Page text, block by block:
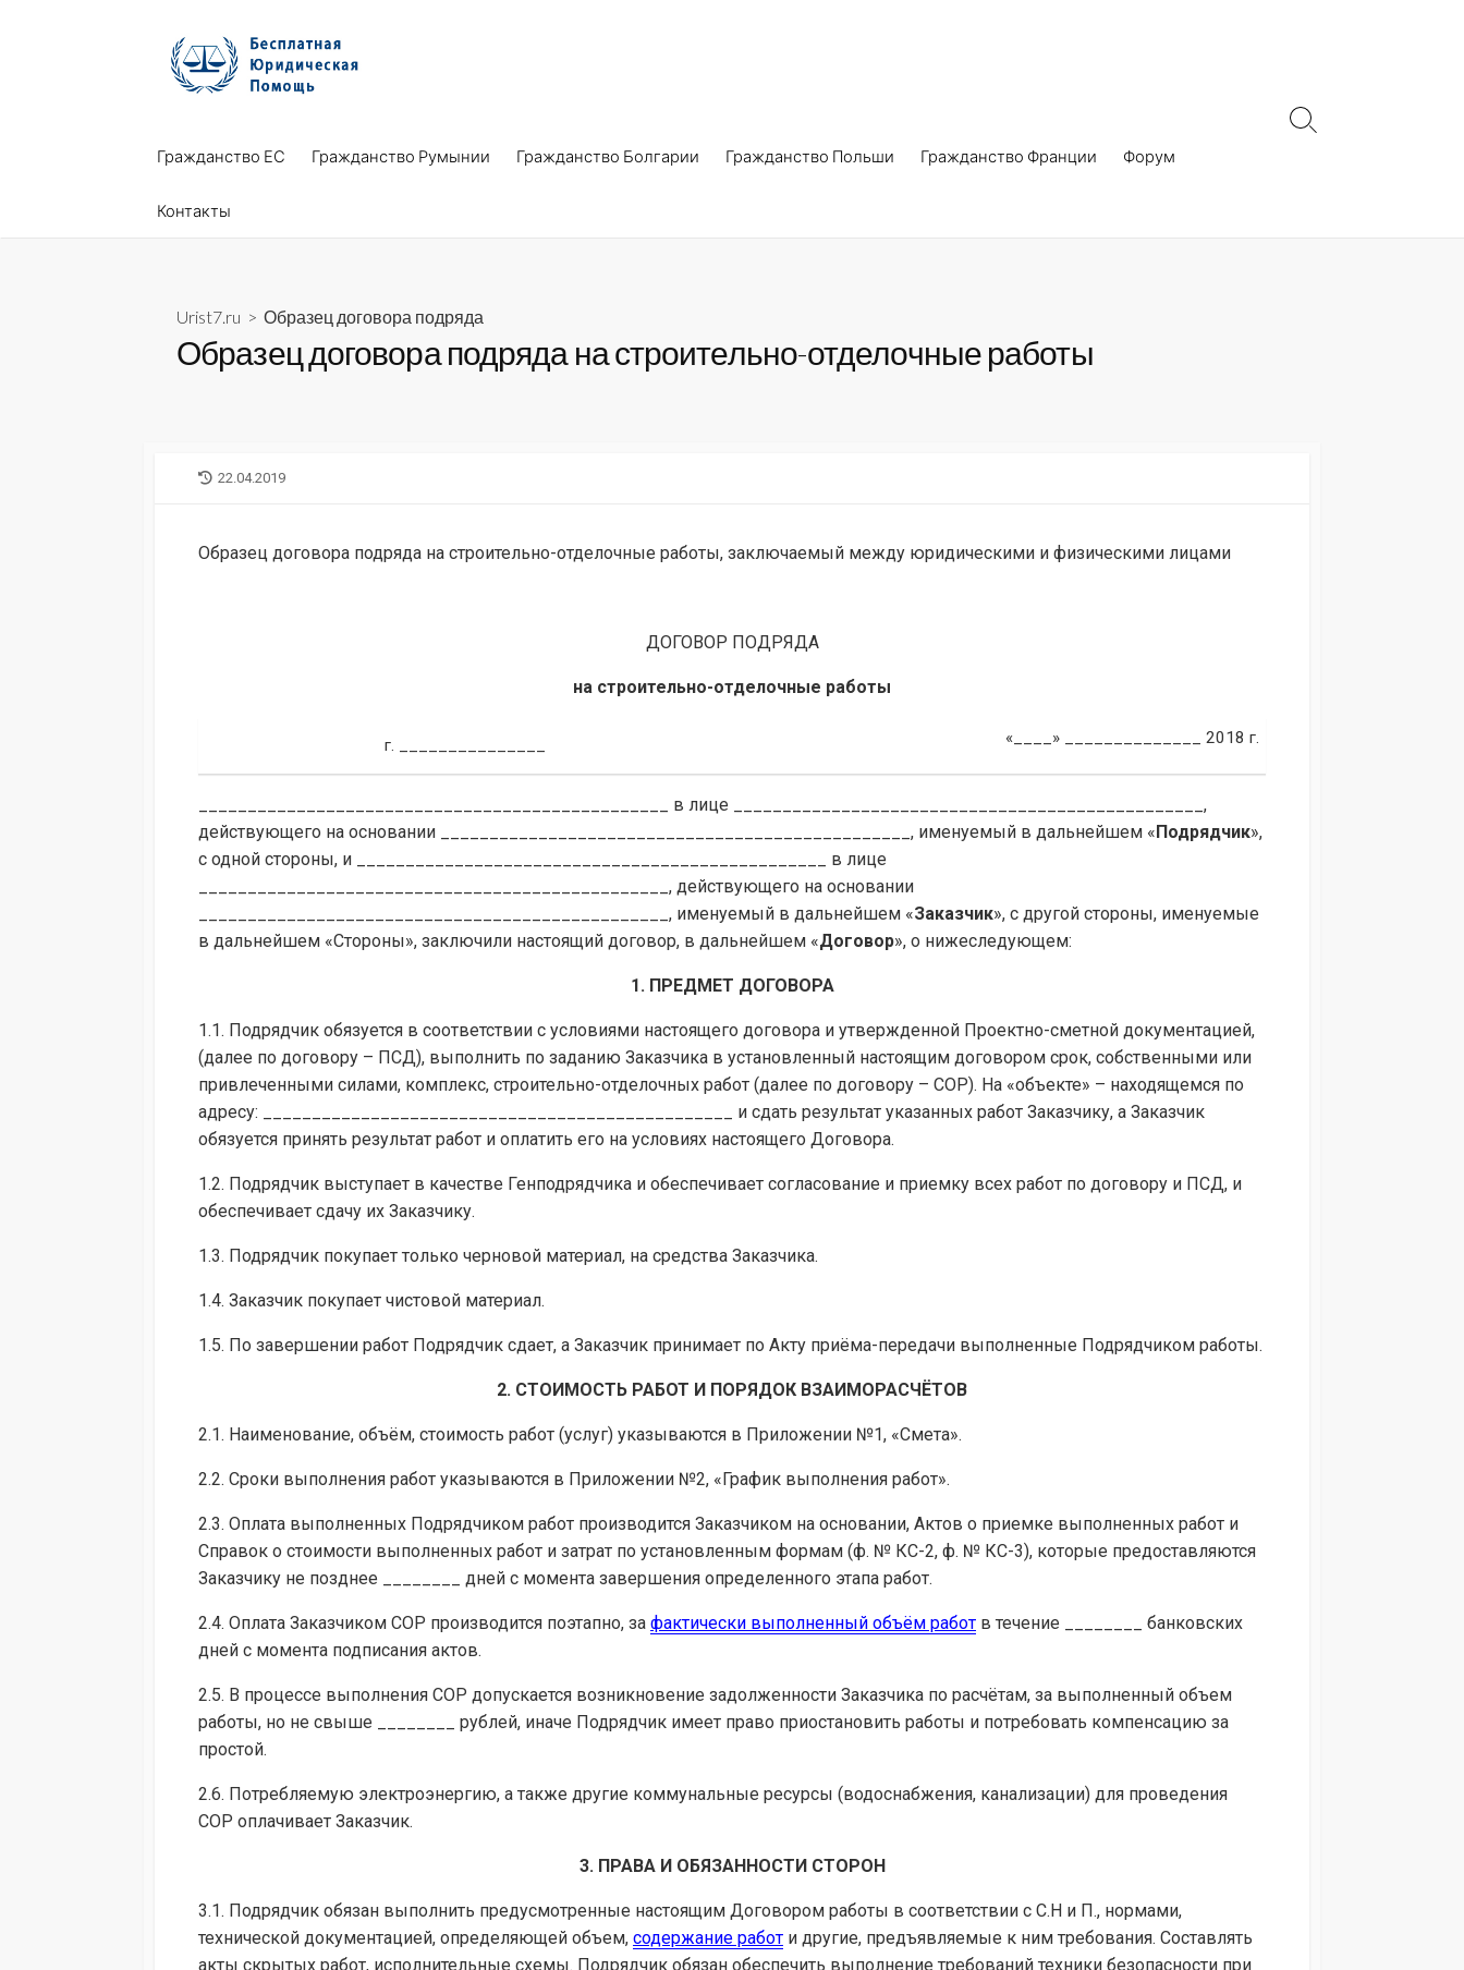
Гражданство ЕС Гражданство Румынии Гражданство Болгарии Гражданство Польши Гражданство Франции Форум
Контакты
Search
Urist7.ru > Образец договора подряда
Образец договора подряда на строительно-отделочные работы
LAST
22.04.2019
Образец договора подряда на строительно-отделочные работы, заключаемый между юридическими и физическими лицами
ДОГОВОР ПОДРЯДА
на строительно-отделочные работы
г. _______________ «____» ______________ 2018 г.
________________________________________________ в лице ________________________________________________,
действующего на основании ________________________________________________, именуемый в дальнейшем «Подрядчик»,
с одной стороны, и ________________________________________________ в лице
________________________________________________, действующего на основании
________________________________________________, именуемый в дальнейшем «Заказчик», с другой стороны, именуемые
в дальнейшем «Стороны», заключили настоящий договор, в дальнейшем «Договор», о нижеследующем:
1. ПРЕДМЕТ ДОГОВОРА
1.1. Подрядчик обязуется в соответствии с условиями настоящего договора и утвержденной Проектно-сметной документацией,
(далее по договору – ПСД), выполнить по заданию Заказчика в установленный настоящим договором срок, собственными или
привлеченными силами, комплекс, строительно-отделочных работ (далее по договору – СОР). На «объекте» – находящемся по
адресу: ________________________________________________ и сдать результат указанных работ Заказчику, а Заказчик
обязуется принять результат работ и оплатить его на условиях настоящего Договора.
1.2. Подрядчик выступает в качестве Генподрядчика и обеспечивает согласование и приемку всех работ по договору и ПСД, и
обеспечивает сдачу их Заказчику.
1.3. Подрядчик покупает только черновой материал, на средства Заказчика.
1.4. Заказчик покупает чистовой материал.
1.5. По завершении работ Подрядчик сдает, а Заказчик принимает по Акту приёма-передачи выполненные Подрядчиком работы.
2. СТОИМОСТЬ РАБОТ И ПОРЯДОК ВЗАИМОРАСЧЁТОВ
2.1. Наименование, объём, стоимость работ (услуг) указываются в Приложении №1, «Смета».
2.2. Сроки выполнения работ указываются в Приложении №2, «График выполнения работ».
2.3. Оплата выполненных Подрядчиком работ производится Заказчиком на основании, Актов о приемке выполненных работ и
Справок о стоимости выполненных работ и затрат по установленным формам (ф. № КС-2, ф. № КС-3), которые предоставляются
Заказчику не позднее ________ дней с момента завершения определенного этапа работ.
2.4. Оплата Заказчиком СОР производится поэтапно, за фактически выполненный объём работ в течение ________ банковских
дней с момента подписания актов.
2.5. В процессе выполнения СОР допускается возникновение задолженности Заказчика по расчётам, за выполненный объем
работы, но не свыше ________ рублей, иначе Подрядчик имеет право приостановить работы и потребовать компенсацию за
простой.
2.6. Потребляемую электроэнергию, а также другие коммунальные ресурсы (водоснабжения, канализации) для проведения
СОР оплачивает Заказчик.
3. ПРАВА И ОБЯЗАННОСТИ СТОРОН
3.1. Подрядчик обязан выполнить предусмотренные настоящим Договором работы в соответствии с С.Н и П., нормами,
технической документацией, определяющей объем, содержание работ и другие, предъявляемые к ним требования. Составлять
акты скрытых работ, исполнительные схемы. Подрядчик обязан обеспечить выполнение требований техники безопасности при